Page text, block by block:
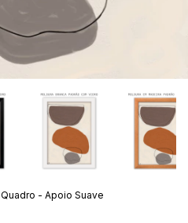
Quadro - Apoio Suave